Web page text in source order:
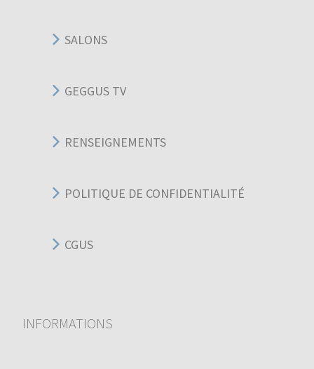
SALONS
GEGGUS TV
RENSEIGNEMENTS
POLITIQUE DE CONFIDENTIALITÉ
CGUS
INFORMATIONS